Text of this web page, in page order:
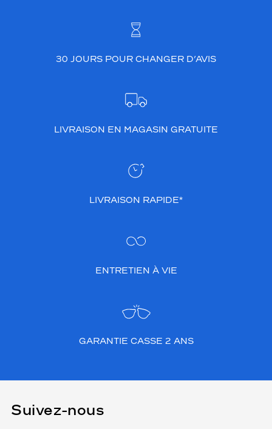
30 JOURS POUR CHANGER D’AVIS
LIVRAISON EN MAGASIN GRATUITE
LIVRAISON RAPIDE*
ENTRETIEN À VIE
GARANTIE CASSE 2 ANS
Suivez-nous